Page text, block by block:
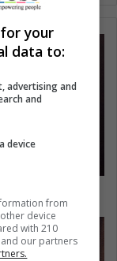
Central?
your
data to:
advertising and
and
device
from
device
with 210
our partners